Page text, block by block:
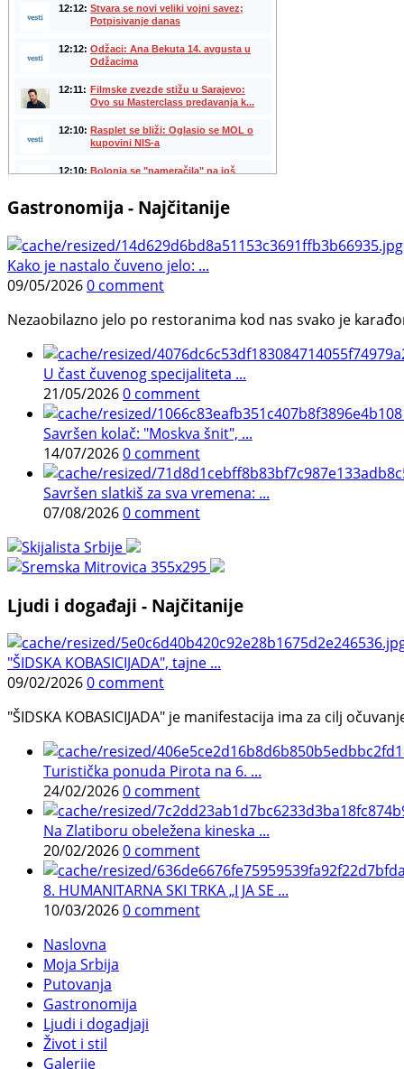
Gastronomija - Najčitanije
Kako je nastalo čuveno jelo: ...
09/05/20260 comment
Nezaobilazno jelo po restoranima kod nas svako je
U čast čuvenog specijaliteta ...
21/05/20260 comment
Savršen kolač: "Moskva šnit", ...
14/07/20260 comment
Savršen slatkiš za sva vremena: ...
07/08/20260 comment
Ljudi i događaji - Najčitanije
"ŠIDSKA KOBASICIJADA", tajne ...
09/02/20260 comment
"ŠIDSKA KOBASICIJADA" je manifestacija ima za cilj
Turistička ponuda Pirota na 6. ...
24/02/20260 comment
Na Zlatiboru obeležena kineska ...
20/02/20260 comment
8. HUMANITARNA SKI TRKA „I JA SE ...
10/03/20260 comment
Naslovna
Moja Srbija
Putovanja
Gastronomija
Ljudi i dogadjaji
Život i stil
Galerije